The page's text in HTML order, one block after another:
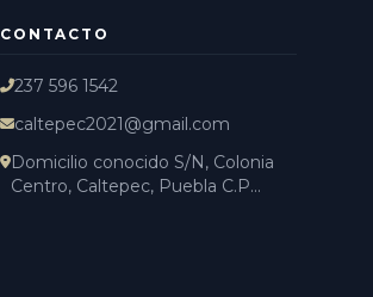
CONTACTO
237 596 1542
caltepec2021@gmail.com
Domicilio conocido S/N, Colonia
Centro, Caltepec, Puebla C.P...